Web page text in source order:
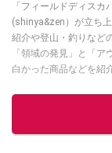
「フィールドディス
(shinya&zen）が立ち
紹介や登山・釣りなど
「領域の発見」と「
白かった商品などを紹
・Instagramは